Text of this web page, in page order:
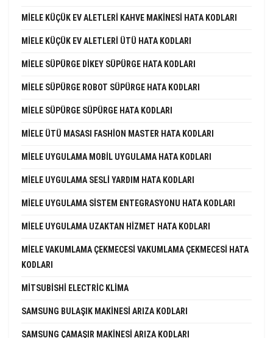
MIELE KÜÇÜK EV ALETLERI KAHVE MAKINESI HATA KODLARI
MIELE KÜÇÜK EV ALETLERI ÜTÜ HATA KODLARI
MIELE SÜPÜRGE DIKEY SÜPÜRGE HATA KODLARI
MIELE SÜPÜRGE ROBOT SÜPÜRGE HATA KODLARI
MIELE SÜPÜRGE SÜPÜRGE HATA KODLARI
MIELE ÜTÜ MASASI FASHION MASTER HATA KODLARI
MIELE UYGULAMA MOBIL UYGULAMA HATA KODLARI
MIELE UYGULAMA SESLI YARDIM HATA KODLARI
MIELE UYGULAMA SISTEM ENTEGRASYONU HATA KODLARI
MIELE UYGULAMA UZAKTAN HIZMET HATA KODLARI
MIELE VAKUMLAMA ÇEKMECESI VAKUMLAMA ÇEKMECESI HATA
KODLARI
MITSUBISHI ELECTRIC KLIMA
SAMSUNG BULAŞIK MAKINESI ARIZA KODLARI
SAMSUNG ÇAMAŞIR MAKINESI ARIZA KODLARI